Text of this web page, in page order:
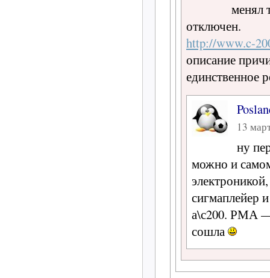
менял
отключен.
http://www.c-
описание
единственное
13
ну
можно и
сигмаплейер
а\с200. РМА —
сошла